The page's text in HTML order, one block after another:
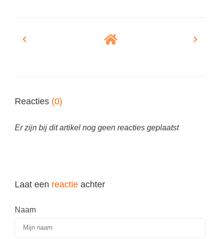
Kinderboekenweek
Schoolspullen
Sociale vaardigheden
AI voor het onderwijs
Vrijeschoolonderwijs
Reacties (0)
Er zijn bij dit artikel nog geen reacties geplaatst
Laat een reactie achter
Naam